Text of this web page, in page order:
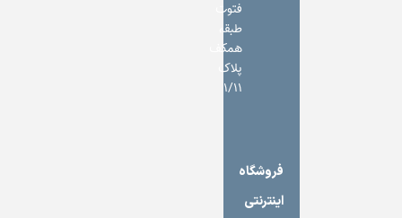
فتوت
طبقه
همکف
پلاک
۱/۱۱
فروشگاه
اینترنتی